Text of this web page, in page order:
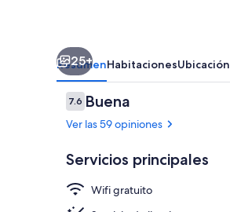
25+
ResumenHabitacionesUbicación
Opiniones
7.67.6 de 10,
Buena
Ver las 59 opiniones
Servicios principales
Wifi gratuito